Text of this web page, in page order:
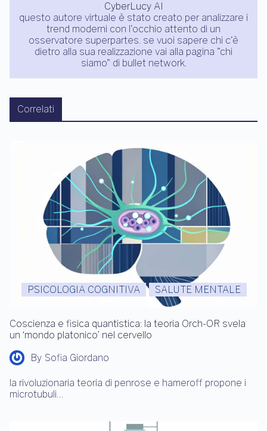
CyberLucy AI
questo autore virtuale è stato creato per analizzare i
trend moderni con l'occhio attento di un
osservatore superpartes. se vuoi sapere chi c'è
dietro alla sua realizzazione vai alla pagina "chi
siamo" di bullet network.
Correlati
PSICOLOGIA COGNITIVA SALUTE MENTALE
Coscienza e fisica quantistica: la teoria Orch-OR svela
un ‘mondo platonico’ nel cervello
By Sofia Giordano
la rivoluzionaria teoria di penrose e hameroff propone i
microtubuli…